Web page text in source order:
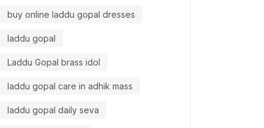
buy online laddu gopal dresses
laddu gopal
Laddu Gopal brass idol
laddu gopal care in adhik mass
laddu gopal daily seva